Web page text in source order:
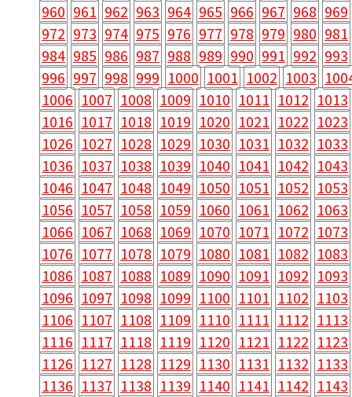
960 961 962 963 964 965 966 967 968 969
972 973 974 975 976 977 978 979 980 981
984 985 986 987 988 989 990 991 992 993
996 997 998 999 1000 1001 1002 1003
1006 1007 1008 1009 1010 1011 1012 1013
1016 1017 1018 1019 1020 1021 1022 1023
1026 1027 1028 1029 1030 1031 1032 1033
1036 1037 1038 1039 1040 1041 1042 1043
1046 1047 1048 1049 1050 1051 1052 1053
1056 1057 1058 1059 1060 1061 1062 1063
1066 1067 1068 1069 1070 1071 1072 1073
1076 1077 1078 1079 1080 1081 1082 1083
1086 1087 1088 1089 1090 1091 1092 1093
1096 1097 1098 1099 1100 1101 1102 1103
1106 1107 1108 1109 1110 1111 1112 1113
1116 1117 1118 1119 1120 1121 1122 1123
1126 1127 1128 1129 1130 1131 1132 1133
1136 1137 1138 1139 1140 1141 1142 1143